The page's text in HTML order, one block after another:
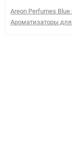
Areon Perfumes Blue
Ароматизаторы